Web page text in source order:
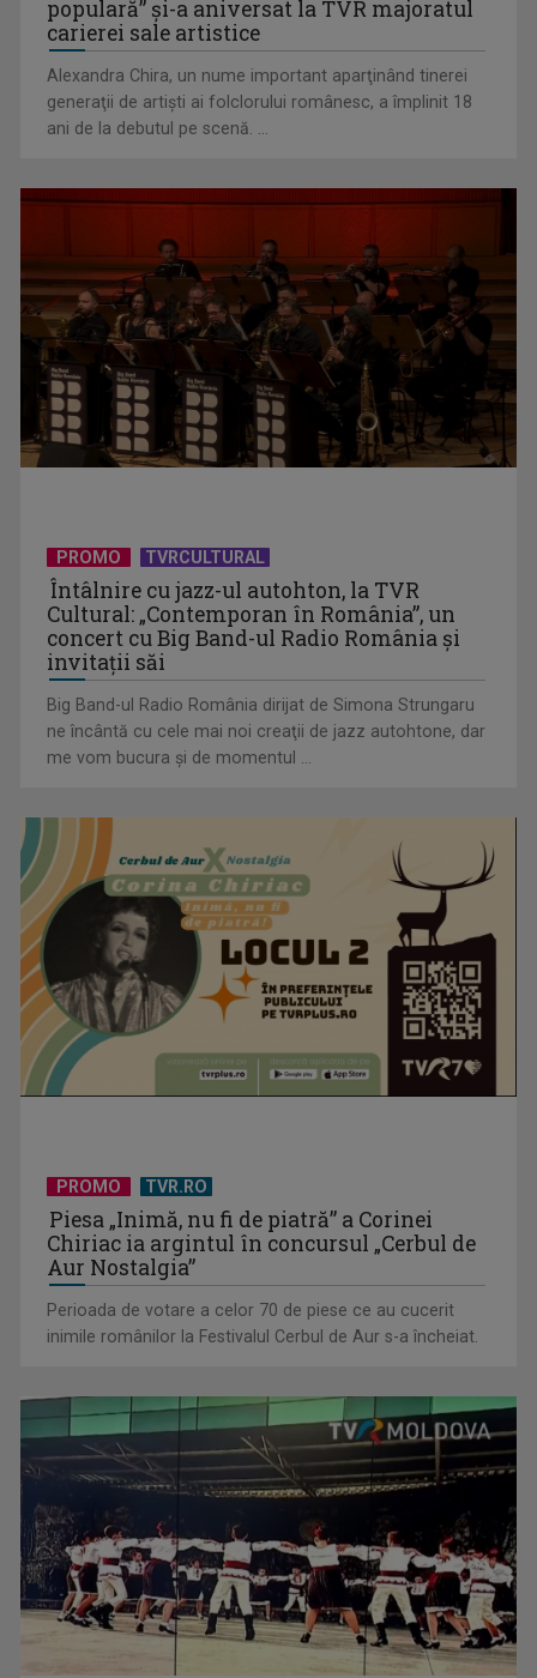
David Popovici atacă o performanţă istorică la Europene. În
direct şi în ...
„Frații Jderi”, superproducția inspirată din opera lui Mihail
Sadoveanu, la ...
Serialul „Toate pânzele sus!” ne umple duminicile de
aventură, la TVR 2
populară” şi-a aniversat la TVR majoratul
carierei sale artistice
Alexandra Chira, un nume important aparţinând tinerei
generaţii de artişti ai folclorului românesc, a împlinit 18
ani de la debutul pe scenă. ...
PROMO TVRCULTURAL
Întâlnire cu jazz-ul autohton, la TVR
Cultural: „Contemporan în România”, un
concert cu Big Band-ul Radio România şi
invitaţii săi
Big Band-ul Radio România dirijat de Simona Strungaru
ne încântă cu cele mai noi creaţii de jazz autohtone, dar
me vom bucura şi de momentul ...
PROMO TVR.RO
Piesa „Inimă, nu fi de piatră” a Corinei
Chiriac ia argintul în concursul „Cerbul de
Aur Nostalgia”
Perioada de votare a celor 70 de piese ce au cucerit
inimile românilor la Festivalul Cerbul de Aur s-a încheiat.